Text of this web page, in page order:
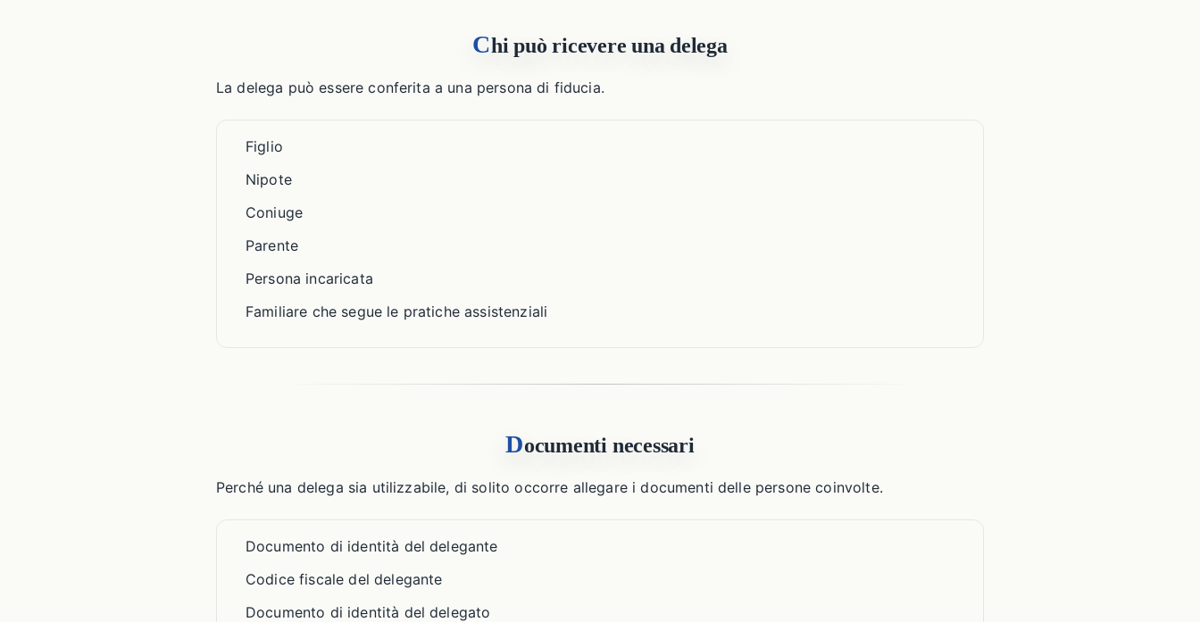
Chi può ricevere una delega
La delega può essere conferita a una persona di fiducia.
Figlio
Nipote
Coniuge
Parente
Persona incaricata
Familiare che segue le pratiche assistenziali
Documenti necessari
Perché una delega sia utilizzabile, di solito occorre allegare i documenti delle persone coinvolte.
Documento di identità del delegante
Codice fiscale del delegante
Documento di identità del delegato